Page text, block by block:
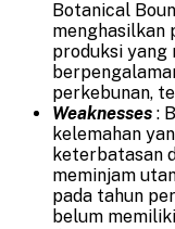
Botanical
menghasilkan
produksi yang
perkebunan,
Weaknesses :
kelemahan
keterbatasan
meminjam
pada tahun
belum